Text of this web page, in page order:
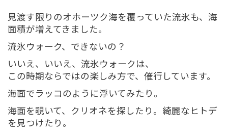
見渡す限りのオホーツク海を覆っていた流氷も、海
面積が増えてきました。
流氷ウォーク、できないの？
いいえ、いいえ、流氷ウォークは、
この時期ならではの楽しみ方で、催行しています。
海面でラッコのように浮いてみたり。
海面を覗いて、クリオネを探したり。綺麗なヒトデ
を見つけたり。